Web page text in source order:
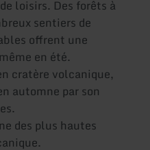
loisirs. Des forêts à
sentiers de
offrent une
en été.
cratère volcanique,
automne par son
des plus hautes